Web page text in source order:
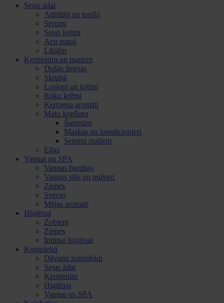
Sejas ādai
Attīrītāji un toniki
Serumi
Sejas krēmi
Acu zonai
Lūpām
Ķermenim un matiem
Dušas želejas
Skrubji
Losjoni un krēmi
Roku krēmi
Ķermeņa aromāti
Matu kopšana
Šampūni
Maskas un kondicionieri
Serumi matiem
Eļļas
Vannai un SPA
Vannas bumbas
Vannas sāls un pulveri
Ziepes
Sveces
Mājas aromāti
Higiēnai
Zobiem
Ziepes
Intīmai higiēnai
Komplekti
Dāvanu komplekti
Sejas ādai
Ķermenim
Higiēnai
Vannai un SPA